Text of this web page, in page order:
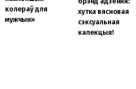
колераў для
мужчын»
хутка вясновая
сэксуальная
калекцыя!